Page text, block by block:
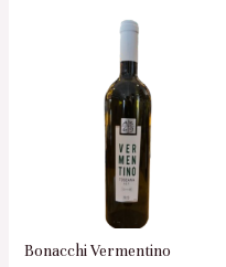
Bonacchi Vermentino